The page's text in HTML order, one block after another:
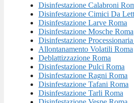
Disinfestazione Calabroni
Disinfestazione Cimici Da
Disinfestazione Larve Roma
Disinfestazione Mosche Roma
Disinfestazione
Allontanamento Volatili Roma
Deblattizzazione Roma
Disinfestazione Pulci Roma
Disinfestazione Ragni Roma
Disinfestazione Tafani Roma
Disinfestazione Tarli Roma